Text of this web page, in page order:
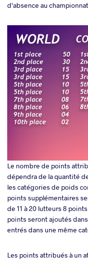
d'absence au
Le nombre de points
dépendra de la quantité
les catégories de poids
points supplémentaires
de 11 à 20 lutteurs 8
points seront ajoutés
entrés dans une même
Les points attribués à un